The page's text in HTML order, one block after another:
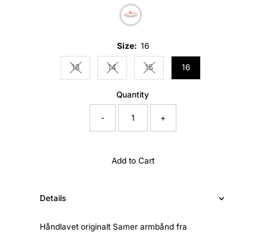
Size: 16
13Variant sold out or unavailable
14Variant sold out or unavailable
15Variant sold out or unavailable
16
Quantity
- +
Add to Cart
Details
Håndlavet originalt Samer armbånd fra